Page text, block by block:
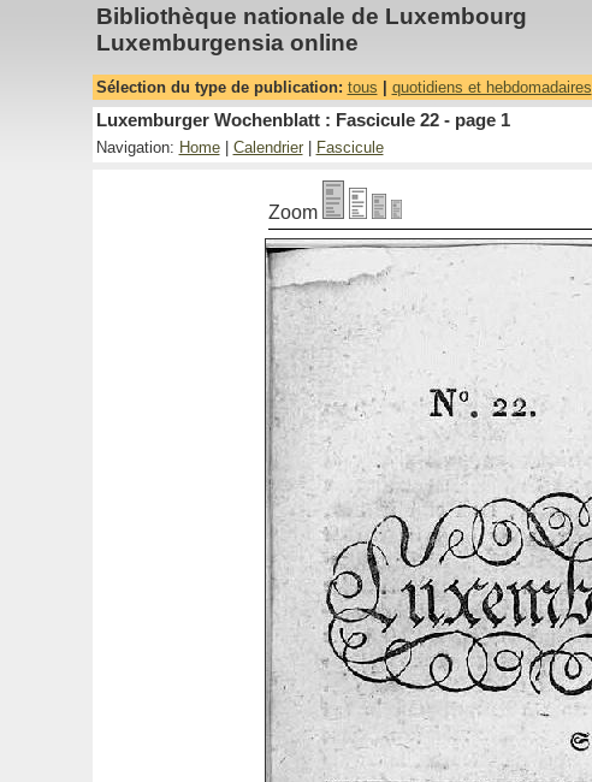
Bibliothèque nationale de Luxembourg
Luxemburgensia online
Sélection du type de publication: tous quotidiens et hebdomadaires
Luxemburger Wochenblatt : Fascicule 22 - page 1
Navigation: Home| Calendrier| Fascicule
Zoom